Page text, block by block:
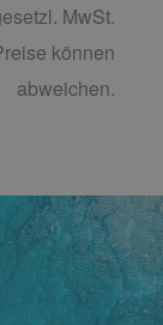
MwSt.
können
abweichen.